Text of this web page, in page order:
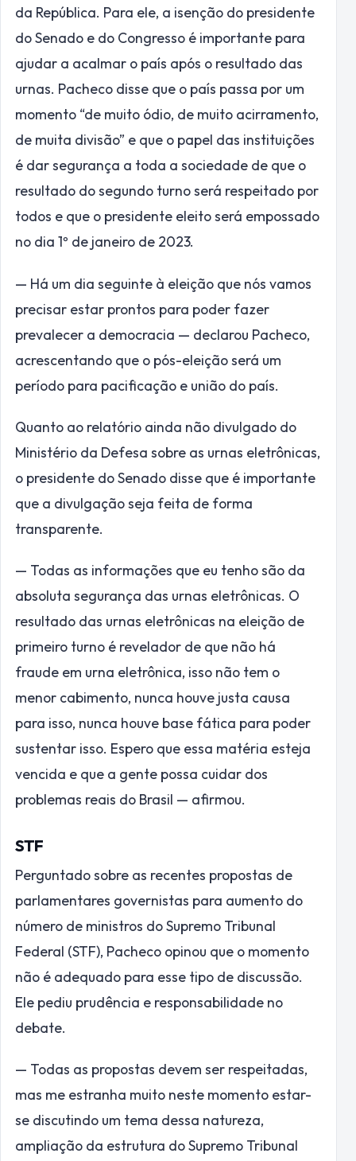
da República. Para ele, a isenção do presidente
do Senado e do Congresso é importante para
ajudar a acalmar o país após o resultado das
urnas. Pacheco disse que o país passa por um
momento “de muito ódio, de muito acirramento,
de muita divisão” e que o papel das instituições
é dar segurança a toda a sociedade de que o
resultado do segundo turno será respeitado por
todos e que o presidente eleito será empossado
no dia 1º de janeiro de 2023.
— Há um dia seguinte à eleição que nós vamos
precisar estar prontos para poder fazer
prevalecer a democracia — declarou Pacheco,
acrescentando que o pós-eleição será um
período para pacificação e união do país.
Quanto ao relatório ainda não divulgado do
Ministério da Defesa sobre as urnas eletrônicas,
o presidente do Senado disse que é importante
que a divulgação seja feita de forma
transparente.
— Todas as informações que eu tenho são da
absoluta segurança das urnas eletrônicas. O
resultado das urnas eletrônicas na eleição de
primeiro turno é revelador de que não há
fraude em urna eletrônica, isso não tem o
menor cabimento, nunca houve justa causa
para isso, nunca houve base fática para poder
sustentar isso. Espero que essa matéria esteja
vencida e que a gente possa cuidar dos
problemas reais do Brasil — afirmou.
STF
Perguntado sobre as recentes propostas de
parlamentares governistas para aumento do
número de ministros do Supremo Tribunal
Federal (STF), Pacheco opinou que o momento
não é adequado para esse tipo de discussão.
Ele pediu prudência e responsabilidade no
debate.
— Todas as propostas devem ser respeitadas,
mas me estranha muito neste momento estar-
se discutindo um tema dessa natureza,
ampliação da estrutura do Supremo Tribunal